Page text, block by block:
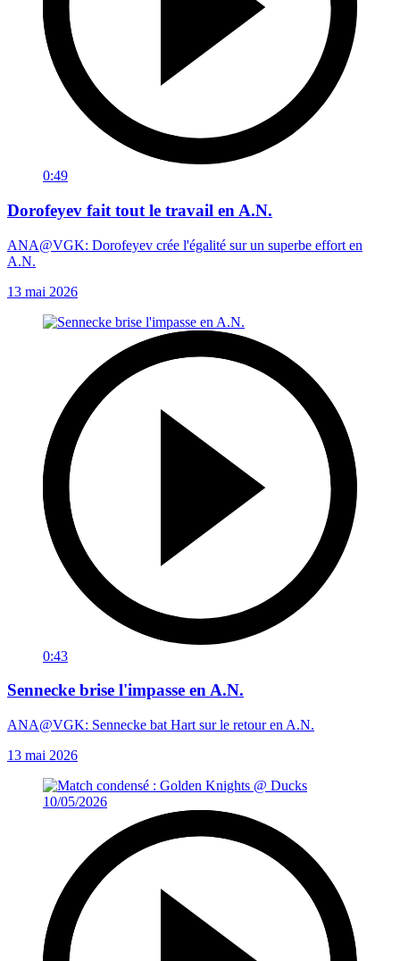
0:49
Dorofeyev fait tout le travail en A.N.
ANA@VGK: Dorofeyev crée l'égalité sur un superbe effort en
A.N.
13 mai 2026
0:43
Sennecke brise l'impasse en A.N.
ANA@VGK: Sennecke bat Hart sur le retour en A.N.
13 mai 2026